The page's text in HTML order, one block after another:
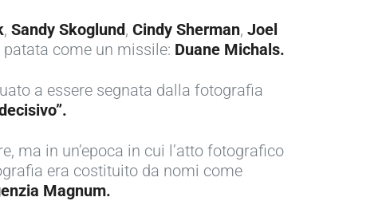
, Sandy Skoglund, Cindy Sherman, Joel
come un missile: Duane Michals.
a essere segnata dalla fotografia
ma in un’epoca in cui l’atto fotografico
era costituito da nomi come
Magnum.